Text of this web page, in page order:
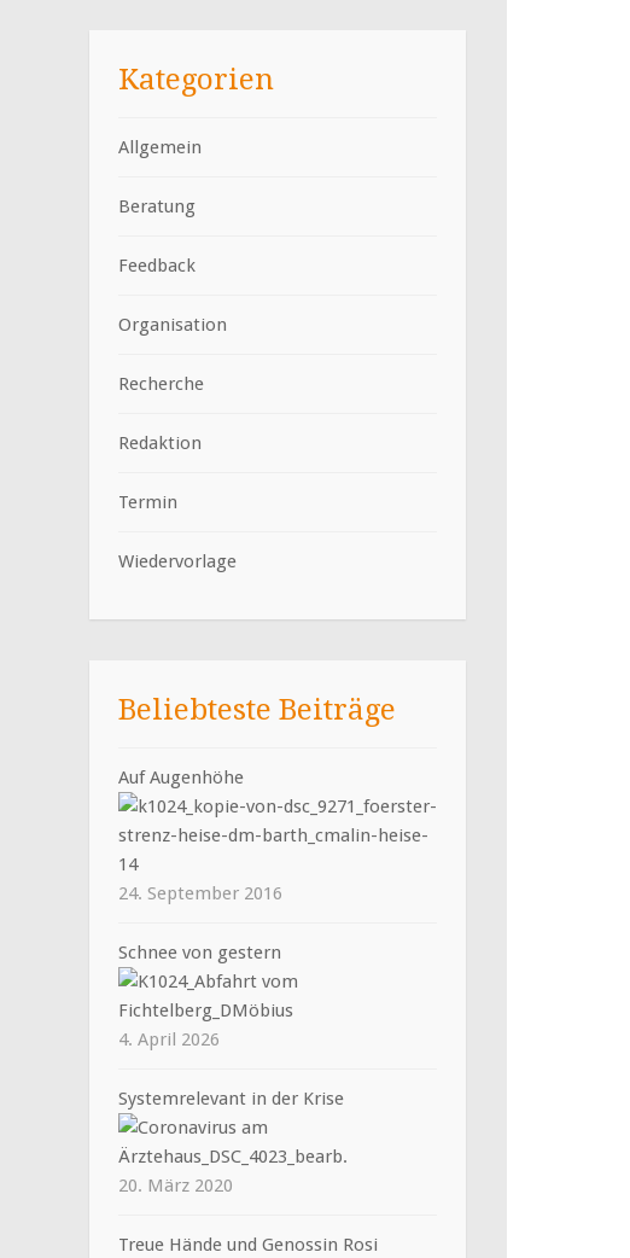
Kategorien
Allgemein
Beratung
Feedback
Organisation
Recherche
Redaktion
Termin
Wiedervorlage
Beliebteste Beiträge
Auf Augenhöhe
24. September 2016
Schnee von gestern
4. April 2026
Systemrelevant in der Krise
20. März 2020
Treue Hände und Genossin Rosi